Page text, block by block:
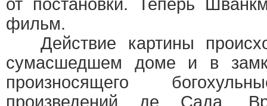
от постановки. Теперь
фильм.
Действие картины
сумасшедшем доме и в
произносящего
произведений де Сада.